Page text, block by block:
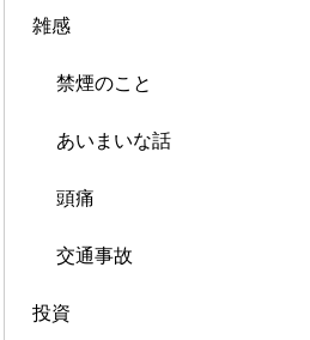
雑感
禁煙のこと
あいまいな話
頭痛
交通事故
投資